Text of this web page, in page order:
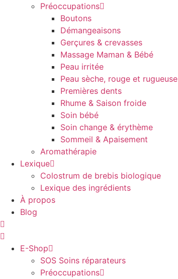
Préoccupations
Boutons
Démangeaisons
Gerçures & crevasses
Massage Maman & Bébé
Peau irritée
Peau sèche, rouge et rugueuse
Premières dents
Rhume & Saison froide
Soin bébé
Soin change & érythème
Sommeil & Apaisement
Aromathérapie
Lexique
Colostrum de brebis biologique
Lexique des ingrédients
À propos
Blog
E-Shop
SOS Soins réparateurs
Préoccupations